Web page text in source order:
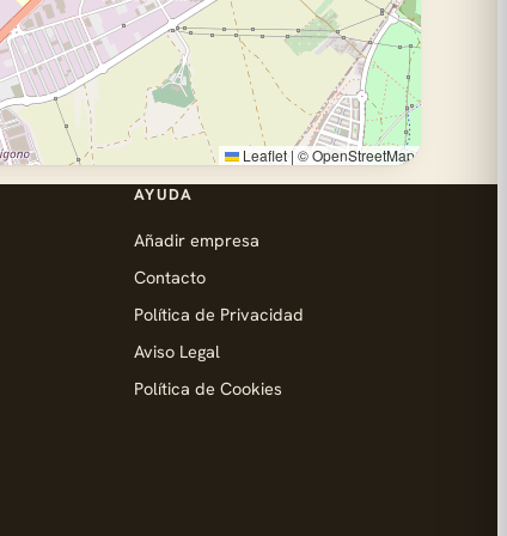
Leaflet | ©OpenStreetMap
AYUDA
Añadir empresa
Contacto
Política de Privacidad
Aviso Legal
Política de Cookies